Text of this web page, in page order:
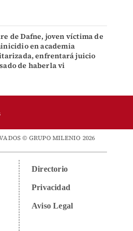
de Dafne, joven víctima de
en academia
enfrentará juicio
de haberla vi
© GRUPO MILENIO 2026
Directorio
Privacidad
Aviso Legal